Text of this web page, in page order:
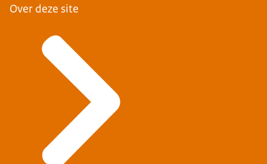
Over deze site